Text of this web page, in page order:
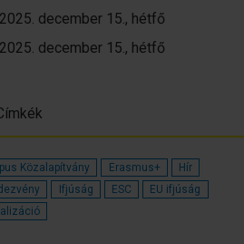
2025. december 15., hétfő
2025. december 15., hétfő
Közalapítvány Erasmus+
Hír
Ifjúság ESC
EU ifjúság